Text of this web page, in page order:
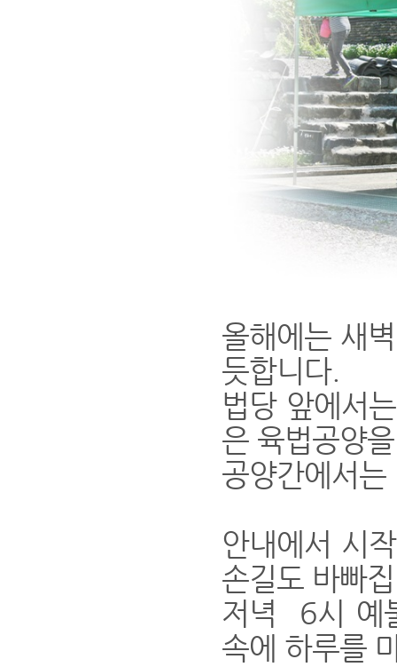
올해에는 새
듯합니다.
법당 앞에서
은 육법공양
공양간에서
안내에서 시
손길도 바빠
저녁 6시 예
속에 하루를